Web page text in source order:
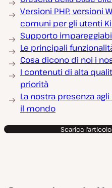
Versioni PHP, versioni
comuni per gli utenti
Supporto
Le principali
Cosa dicono di noi i
I contenuti di alta
priorità
La nostra presenza
il mondo
Scarica